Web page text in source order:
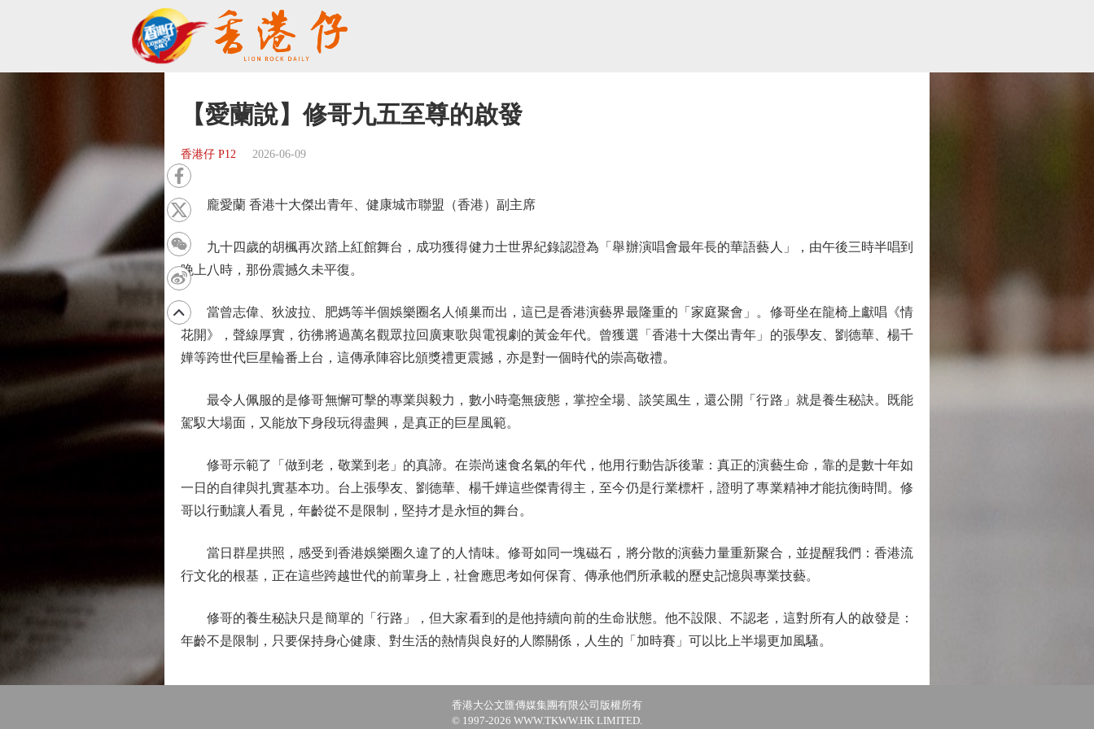
【愛蘭說】修哥九五至尊的啟發
香港仔 P12 2026-06-09
龐愛蘭 香港十大傑出青年、健康城市聯盟（香港）副主席
九十四歲的胡楓再次踏上紅館舞台，成功獲得健力士世界紀錄認證為「舉辦演唱會最年長的華語藝人」，由午後三時半唱到
晚上八時，那份震撼久未平復。
當曾志偉、狄波拉、肥媽等半個娛樂圈名人傾巢而出，這已是香港演藝界最隆重的「家庭聚會」。修哥坐在龍椅上獻唱《情
花開》，聲線厚實，彷彿將過萬名觀眾拉回廣東歌與電視劇的黃金年代。曾獲選「香港十大傑出青年」的張學友、劉德華、楊千
嬅等跨世代巨星輪番上台，這傳承陣容比頒獎禮更震撼，亦是對一個時代的崇高敬禮。
最令人佩服的是修哥無懈可擊的專業與毅力，數小時毫無疲態，掌控全場、談笑風生，還公開「行路」就是養生秘訣。既能
駕馭大場面，又能放下身段玩得盡興，是真正的巨星風範。
修哥示範了「做到老，敬業到老」的真諦。在崇尚速食名氣的年代，他用行動告訴後輩：真正的演藝生命，靠的是數十年如
一日的自律與扎實基本功。台上張學友、劉德華、楊千嬅這些傑青得主，至今仍是行業標杆，證明了專業精神才能抗衡時間。修
哥以行動讓人看見，年齡從不是限制，堅持才是永恒的舞台。
當日群星拱照，感受到香港娛樂圈久違了的人情味。修哥如同一塊磁石，將分散的演藝力量重新聚合，並提醒我們：香港流
行文化的根基，正在這些跨越世代的前輩身上，社會應思考如何保育、傳承他們所承載的歷史記憶與專業技藝。
修哥的養生秘訣只是簡單的「行路」，但大家看到的是他持續向前的生命狀態。他不設限、不認老，這對所有人的啟發是：
年齡不是限制，只要保持身心健康、對生活的熱情與良好的人際關係，人生的「加時賽」可以比上半場更加風騷。
香港大公文匯傳媒集團有限公司版權所有
© 1997-2026 WWW.TKWW.HK LIMITED.